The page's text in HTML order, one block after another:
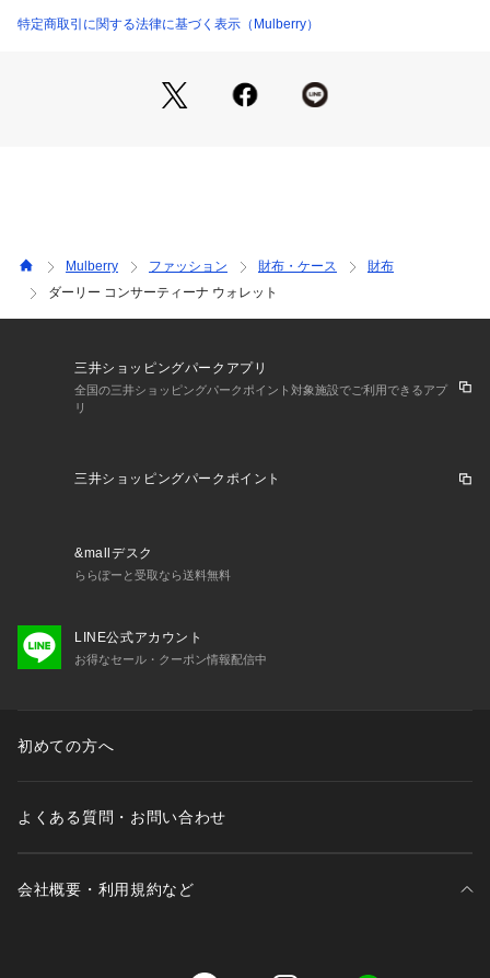
特定商取引に関する法律に基づく表示（Mulberry）
Mulberry ファッション 財布・ケース
財布
ダーリー コンサーティーナ ウォレット
三井ショッピングパークアプリ
全国の三井ショッピングパークポイント対象施設でご利用できるアプ
リ
三井ショッピングパークポイント
&mallデスク
ららぽーと受取なら送料無料
LINE公式アカウント
お得なセール・クーポン情報配信中
初めての方へ
よくある質問・お問い合わせ
会社概要・利用規約など